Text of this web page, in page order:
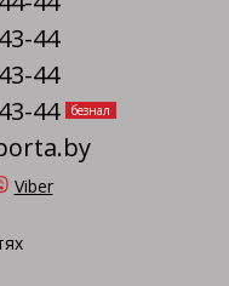
44
44
44
безнал
Viber